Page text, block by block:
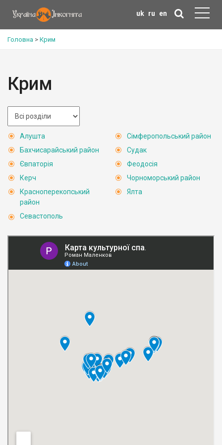
uk ru en
Головна > Крим
Крим
Алушта
Бахчисарайський район
Євпаторія
Керч
Красноперекопський
район
Севастополь
Сімферопольський район
Судак
Феодосія
Чорноморський район
Ялта